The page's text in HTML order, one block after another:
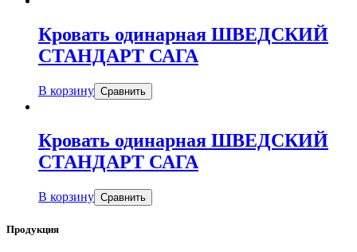
Кровать одинарная ШВЕДСКИЙ
СТАНДАРТ САГА
В корзину Сравнить
Кровать одинарная ШВЕДСКИЙ
СТАНДАРТ САГА
В корзину Сравнить
Продукция